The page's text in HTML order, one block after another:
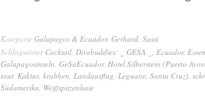
Kategorie Galapagos & Ecuador, Gerhard, Sassi
Schlagwörter Cocktail, Divebuddies: _ GESA _ , Ecuador,
Galapagosinseln, GeSaEcuador, Hotel Silberstein (Puerto
tour, Kaktus, krabben, Landausflug, Leguane, Santa Cruz),
Südamerika, Weißspitzenhaie